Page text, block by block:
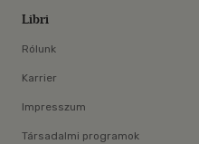
Libri
Rólunk
Karrier
Impresszum
Társadalmi programok